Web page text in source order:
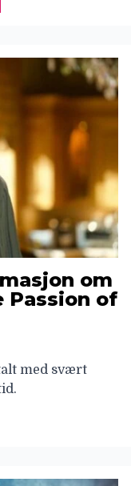
om
Passion of
med svært